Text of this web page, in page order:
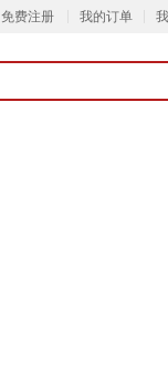
免费注册 我的订单